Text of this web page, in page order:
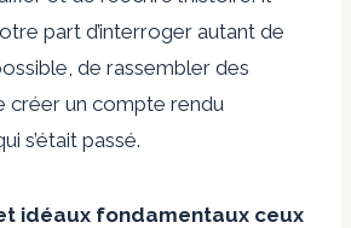
part d’interroger autant de
de rassembler des
créer un compte rendu
s’était passé.
idéaux fondamentaux ceux